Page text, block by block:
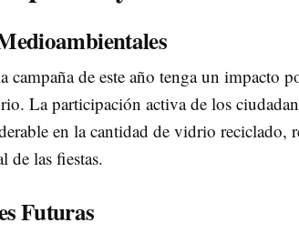
campaña de este año tenga un impacto
La participación activa de los
en la cantidad de vidrio reciclado,
de las fiestas.
Futuras